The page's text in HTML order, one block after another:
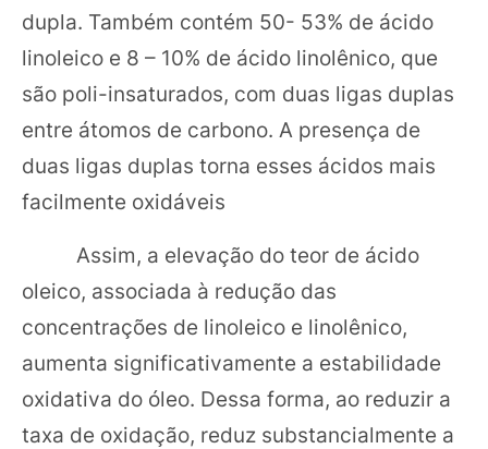
dupla. Também contém 50- 53% de ácido
linoleico e 8 – 10% de ácido linolênico, que
são poli-insaturados, com duas ligas duplas
entre átomos de carbono. A presença de
duas ligas duplas torna esses ácidos mais
facilmente oxidáveis
Assim, a elevação do teor de ácido
oleico, associada à redução das
concentrações de linoleico e linolênico,
aumenta significativamente a estabilidade
oxidativa do óleo. Dessa forma, ao reduzir a
taxa de oxidação, reduz substancialmente a